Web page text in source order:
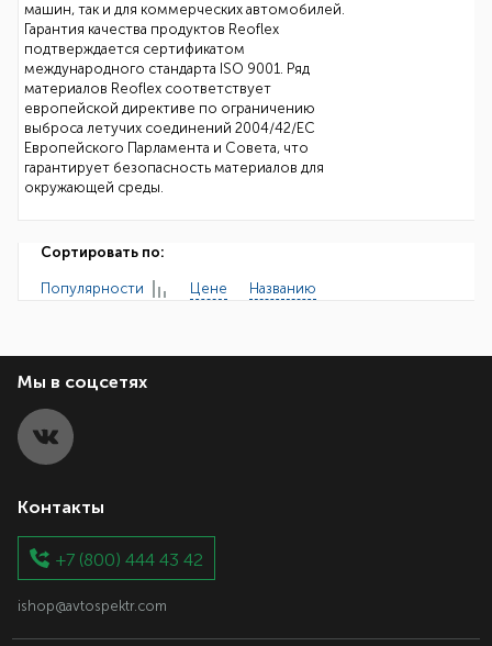
машин, так и для коммерческих автомобилей.
Гарантия качества продуктов Reoflex
подтверждается сертификатом
международного стандарта ISO 9001. Ряд
материалов Reoflex соответствует
европейской директиве по ограничению
выброса летучих соединений 2004/42/ЕС
Европейского Парламента и Совета, что
гарантирует безопасность материалов для
окружающей среды.
Сортировать по:
Популярности Цене Названию
Мы в соцсетях
Контакты
+7 (800) 444 43 42
ishop@avtospektr.com